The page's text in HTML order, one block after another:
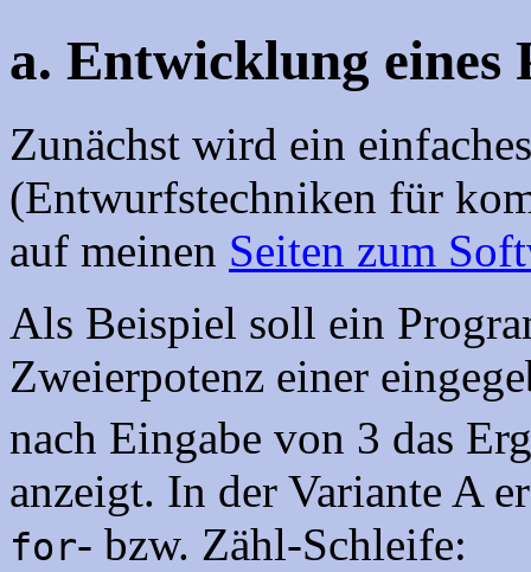
a. Entwicklung eines
Zunächst wird ein
(Entwurfstechniken für
auf meinen Seiten zum
Als Beispiel soll ein
Zweierpotenz einer
nach Eingabe von 3 das
anzeigt. In der Variante A
for- bzw. Zähl-Schleife: